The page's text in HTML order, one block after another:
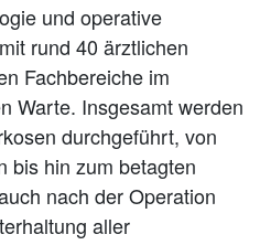
und operative
rund 40 ärztlichen
Fachbereiche im
Warte. Insgesamt werden
durchgeführt, von
bis hin zum betagten
nach der Operation
aller